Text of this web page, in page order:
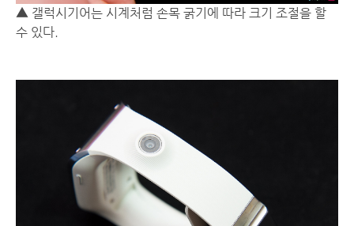
▲ 갤럭시기어는 시계처럼 손목 굵기에 따라 크기 조절을 할
수 있다.